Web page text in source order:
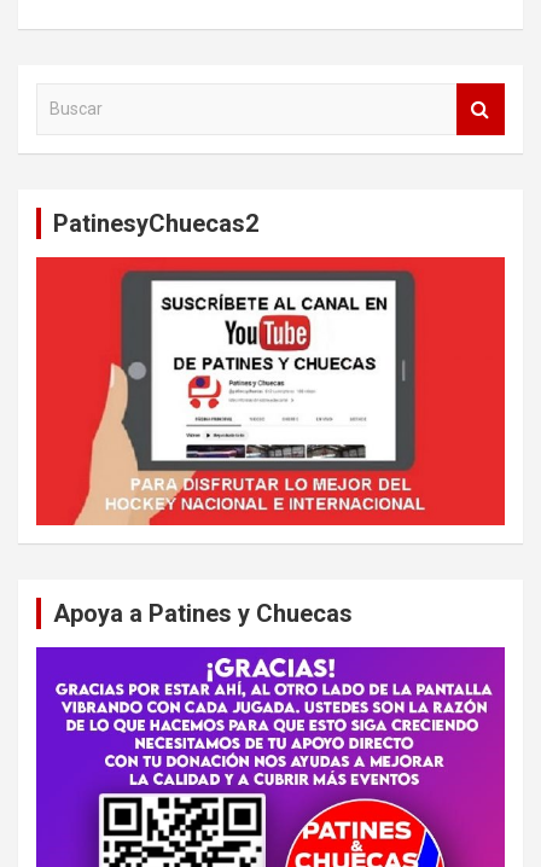
PatinesyChuecas2
Apoya a Patines y Chuecas